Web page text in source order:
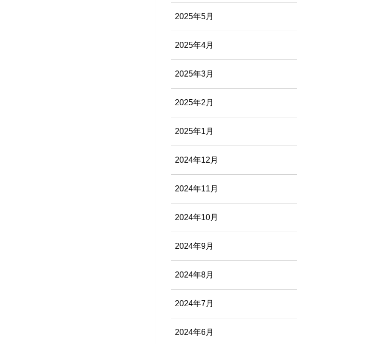
2025年5月
2025年4月
2025年3月
2025年2月
2025年1月
2024年12月
2024年11月
2024年10月
2024年9月
2024年8月
2024年7月
2024年6月